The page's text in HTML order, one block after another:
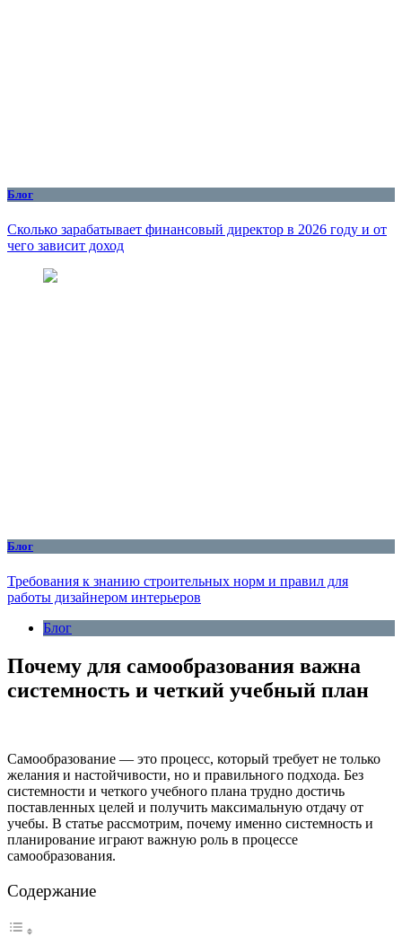
Блог
Сколько зарабатывает финансовый директор в 2026 году и от
чего зависит доход
Блог
Требования к знанию строительных норм и правил для
работы дизайнером интерьеров
Блог
Почему для самообразования важна
системность и четкий учебный план
Самообразование — это процесс, который требует не только
желания и настойчивости, но и правильного подхода. Без
системности и четкого учебного плана трудно достичь
поставленных целей и получить максимальную отдачу от
учебы. В статье рассмотрим, почему именно системность и
планирование играют важную роль в процессе
самообразования.
Содержание